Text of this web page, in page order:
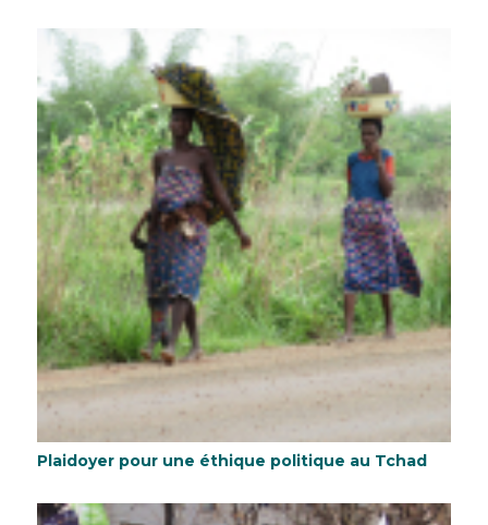
Plaidoyer pour une éthique politique au Tchad